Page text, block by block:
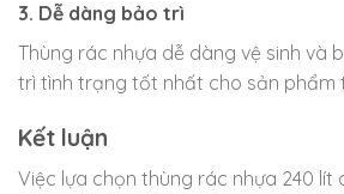
3. Dễ dàng bảo trì
Thùng rác nhựa dễ dàng vệ sinh và
trì tình trạng tốt nhất cho sản phẩm
Kết luận
Việc lựa chọn thùng rác nhựa 240 lít